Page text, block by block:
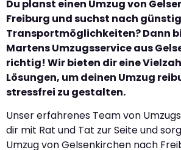
Du planst einen Umzug von
Freiburg und suchst nach
Transportmöglichkeiten? Dann
Martens Umzugsservice aus
richtig! Wir bieten dir eine
Lösungen, um deinen Umzug
stressfrei zu gestalten.
Unser erfahrenes Team von
dir mit Rat und Tat zur Seite und
Umzug von Gelsenkirchen nach